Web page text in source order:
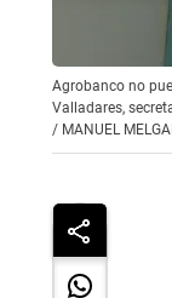
Agrobanco no
Valladares,
/ MANUEL